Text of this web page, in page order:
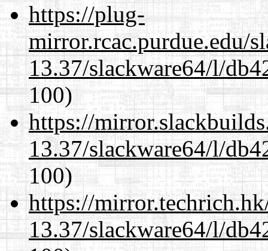
https://plug-
mirror.rcac.purdue.edu/
13.37/slackware64/l/
100)
https://
13.37/slackware64/l/
100)
https://
13.37/slackware64/l/